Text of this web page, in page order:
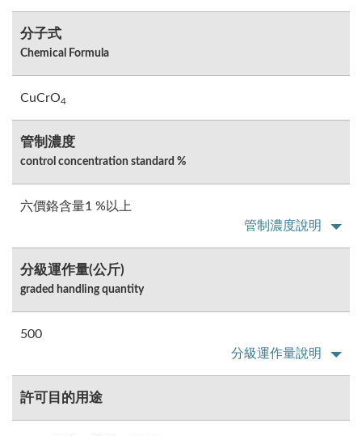
分子式
Chemical Formula
CuCrO4
管制濃度
control concentration standard %
六價鉻含量1 %以上
管制濃度說明
分級運作量(公斤)
graded handling quantity
500
分級運作量說明
許可目的用途